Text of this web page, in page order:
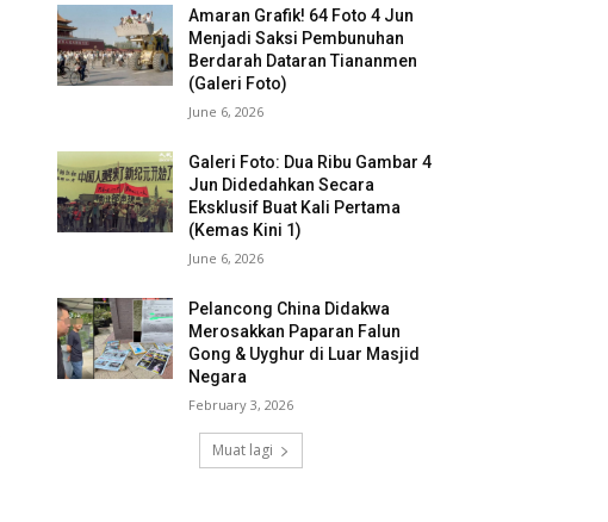
Amaran Grafik! 64 Foto 4 Jun
Menjadi Saksi Pembunuhan
Berdarah Dataran Tiananmen
(Galeri Foto)
June 6, 2026
Galeri Foto: Dua Ribu Gambar 4
Jun Didedahkan Secara
Eksklusif Buat Kali Pertama
(Kemas Kini 1)
June 6, 2026
Pelancong China Didakwa
Merosakkan Paparan Falun
Gong & Uyghur di Luar Masjid
Negara
February 3, 2026
Muat lagi